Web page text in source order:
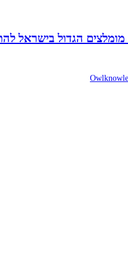
מומלצים הגדול בישראל